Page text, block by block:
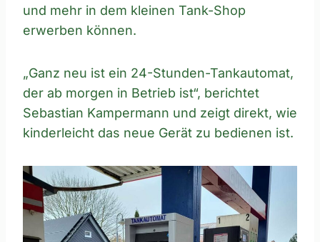
und mehr in dem kleinen Tank-Shop
erwerben können.
„Ganz neu ist ein 24-Stunden-Tankautomat,
der ab morgen in Betrieb ist“, berichtet
Sebastian Kampermann und zeigt direkt, wie
kinderleicht das neue Gerät zu bedienen ist.